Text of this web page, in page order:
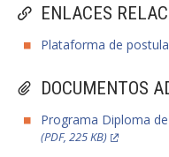
ENLACES
Plataforma de
DOCUMENTOS
Programa Diploma
(PDF, 225 KB)